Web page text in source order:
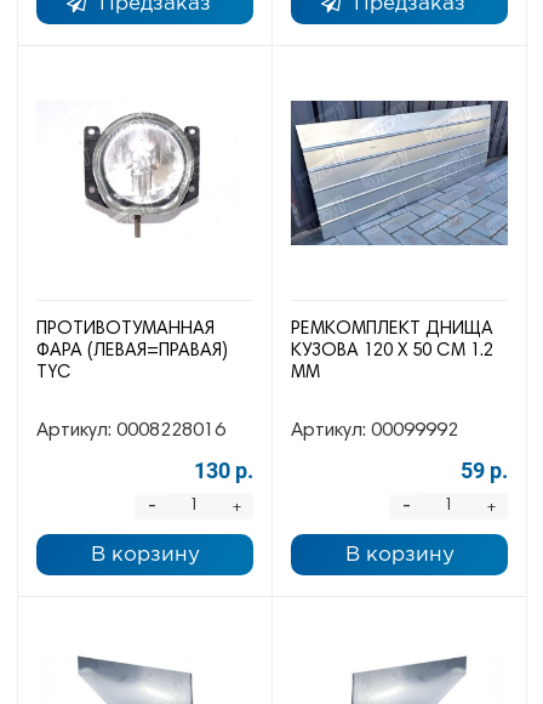
Предзаказ Предзаказ
ПРОТИВОТУМАННАЯ
ФАРА (ЛЕВАЯ=ПРАВАЯ)
TYC
Артикул: 0008228016
130 р.
+
-
В корзину
РЕМКОМПЛЕКТ ДНИЩА
КУЗОВА 120 Х 50 СМ 1.2
ММ
Артикул: 00099992
59 р.
+
-
В корзину